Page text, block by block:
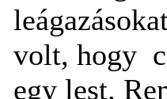
volt, hogy
egy lest.